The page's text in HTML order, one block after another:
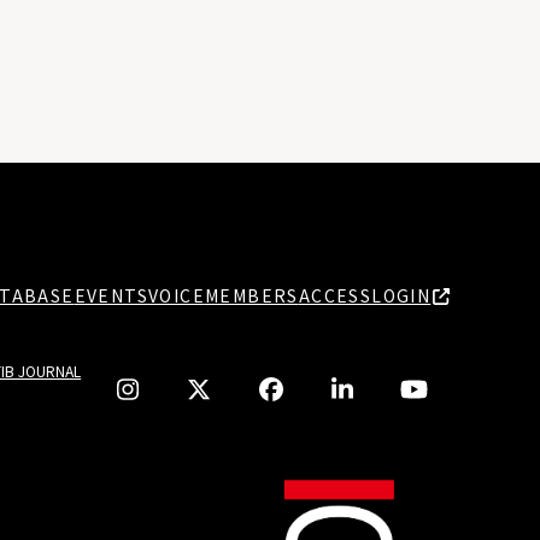
EVENTSVOICEMEMBERSACCESSLOGIN
JOURNAL